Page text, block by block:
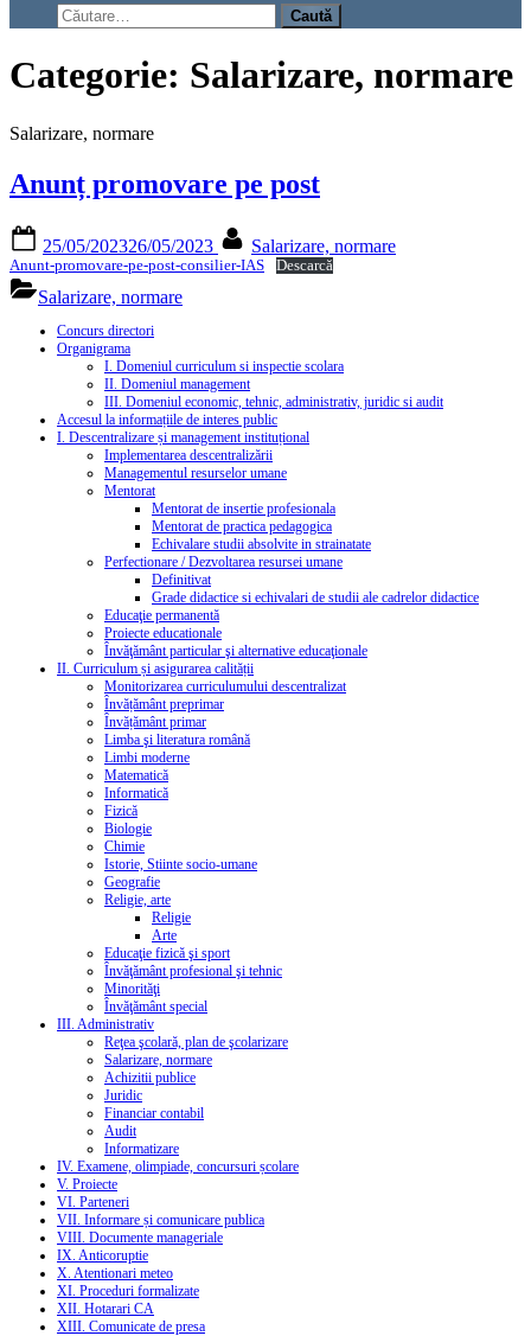
form
Caută
după:
Categorie: Salarizare, normare
Salarizare, normare
Anunț promovare pe post
on
25/05/202326/05/2023 Salarizare, normare
Anunt-promovare-pe-post-consilier-IAS Descarcă
Salarizare, normare
Concurs directori
Organigrama
I. Domeniul curriculum si inspectie scolara
II. Domeniul management
III. Domeniul economic, tehnic, administrativ, juridic si audit
Accesul la informațiile de interes public
I. Descentralizare și management instituțional
Implementarea descentralizării
Managementul resurselor umane
Mentorat
Mentorat de insertie profesionala
Mentorat de practica pedagogica
Echivalare studii absolvite in strainatate
Perfectionare / Dezvoltarea resursei umane
Definitivat
Grade didactice si echivalari de studii ale cadrelor didactice
Educaţie permanentă
Proiecte educationale
Învăţământ particular şi alternative educaţionale
II. Curriculum și asigurarea calității
Monitorizarea curriculumului descentralizat
Învățământ preprimar
Învățământ primar
Limba şi literatura română
Limbi moderne
Matematică
Informatică
Fizică
Biologie
Chimie
Istorie, Stiinte socio-umane
Geografie
Religie, arte
Religie
Arte
Educaţie fizică şi sport
Învăţământ profesional şi tehnic
Minorităţi
Învăţământ special
III. Administrativ
Reţea şcolară, plan de şcolarizare
Salarizare, normare
Achizitii publice
Juridic
Financiar contabil
Audit
Informatizare
IV. Examene, olimpiade, concursuri școlare
V. Proiecte
VI. Parteneri
VII. Informare și comunicare publica
VIII. Documente manageriale
IX. Anticoruptie
X. Atentionari meteo
XI. Proceduri formalizate
XII. Hotarari CA
XIII. Comunicate de presa